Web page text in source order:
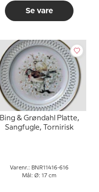
Se vare
Bing & Grøndahl Platte,
Sangfugle, Tornirisk
Varenr.: BNR11416-616
Mål: Ø: 17 cm